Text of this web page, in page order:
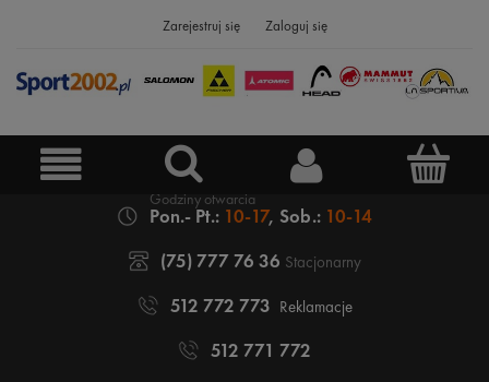
Zarejestruj się Zaloguj się
Pon.- Pt.: 10-17, Sob.: 10-14
(75) 777 76 36 Stacjonarny
512 772 773 Reklamacje
512 771 772